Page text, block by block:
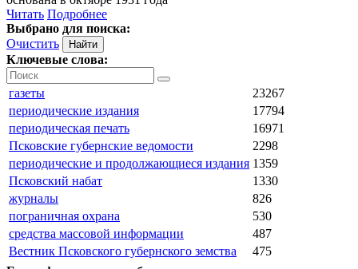
Читать Подробнее
Выбрано для поиска:
Очистить
Ключевые слова:
газеты
23267
периодические издания
17794
периодическая печать
16971
Псковские губернские ведомости
2298
периодические и продолжающиеся издания 1359
Псковский набат
1330
журналы
826
пограничная охрана
530
средства массовой информации
487
Вестник Псковского губернского земства
475